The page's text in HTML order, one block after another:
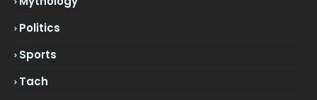
Politics
Sports
Tach